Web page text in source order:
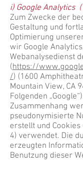
i) Google Analytics
Zum Zwecke der
Gestaltung und
Optimierung
wir Google
Webanalysedienst
(https://
/) (1600
Mountain View, CA
Folgenden
Zusammenhang
pseudonymisierte
erstellt und
4) verwendet. Die
erzeugten
Benutzung dieser